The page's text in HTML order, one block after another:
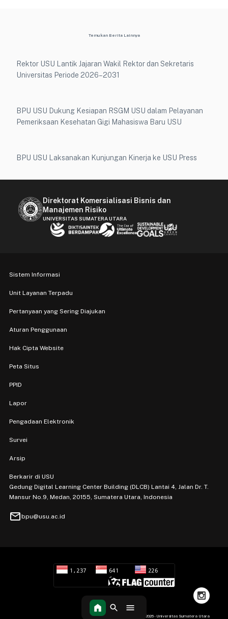
Temukan Berita Lainnya
Rektor USU Lantik Jajaran Wakil Rektor dan Sekretaris
Universitas Periode 2026–2031
BPU USU Dukung Kesiapan RSGM USU dalam Pelayanan
Pemeriksaan Kesehatan Gigi Mahasiswa Baru USU
BPU USU Laksanakan Kunjungan Kinerja ke USU Press
Direktorat Komersialisasi Bisnis dan
Manajemen Risiko
UNIVERSITAS SUMATERA UTARA
Sistem Informasi
Unit Layanan Terpadu
Pertanyaan yang Sering Diajukan
Aturan Penggunaan
Hak Cipta Website
Peta Situs
PPID
Lapor
Pengadaan Elektronik
Survei
Arsip
Berkarir di USU
Gedung Digital Learning Center Building (DLCB) Lantai 4, Jalan Dr. T.
Mansur No.9, Medan, 20155, Sumatera Utara, Indonesia
mailbpu@usu.ac.id
Hak Cipta 2026 - Universitas Sumatera Utara